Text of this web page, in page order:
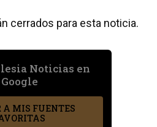
cerrados para esta noticia.
Noticias en
Google
MIS FUENTES